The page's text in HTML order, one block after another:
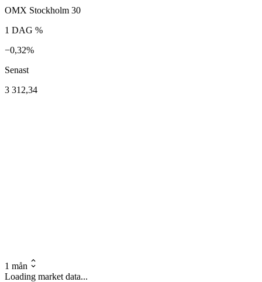
OMX Stockholm 30
1 DAG %
−0,32%
Senast
3 312,34
1 mån
Loading market data...